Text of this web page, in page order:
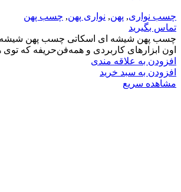
چسب نواری, پهن, نواری پهن, چسب پهن
تماس بگیرید
چسب پهن شیشه ای اسکاتی چسب پهن
اون ابزارهای کاربردی و همه‌فن‌حریفه که توی
افزودن به علاقه مندی
افزودن به سبد خرید
مشاهده سریع